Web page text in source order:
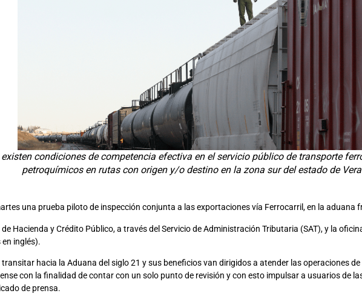
existen condiciones de competencia efectiva en el servicio público de transporte
petroquímicos en rutas con origen y/o destino en la zona sur del estado de
una prueba piloto de inspección conjunta a las exportaciones vía Ferrocarril, en la aduana
Hacienda y Crédito Público, a través del Servicio de Administración Tributaria (SAT), y la
en inglés).
hacia la Aduana del siglo 21 y sus beneficios van dirigidos a atender las operaciones
con la finalidad de contar con un solo punto de revisión y con esto impulsar a usuarios de
de prensa.